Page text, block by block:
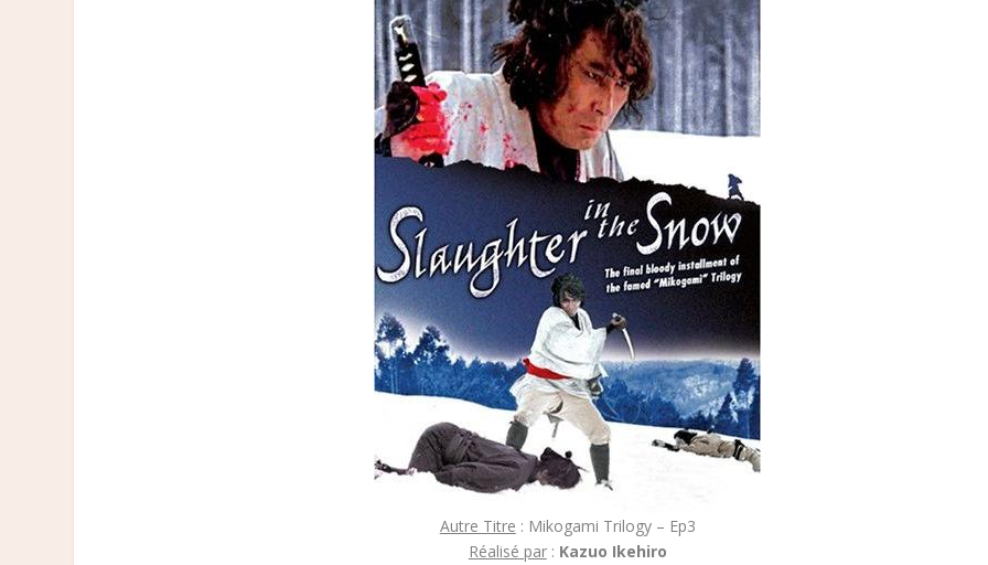
Autre Titre : Mikogami Trilogy – Ep3
Réalisé par: Kazuo Ikehiro